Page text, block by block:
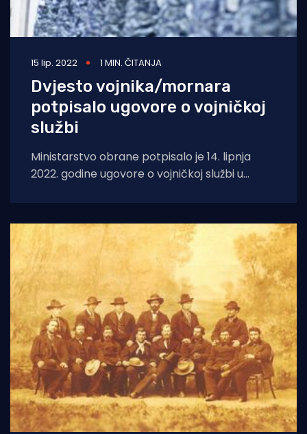
15 lip. 2022 1 MIN. ČITANJA
Dvjesto vojnika/mornara
potpisalo ugovore o vojničkoj
službi
Ministarstvo obrane potpisalo je 14. lipnja
2022. godine ugovore o vojničkoj službi u